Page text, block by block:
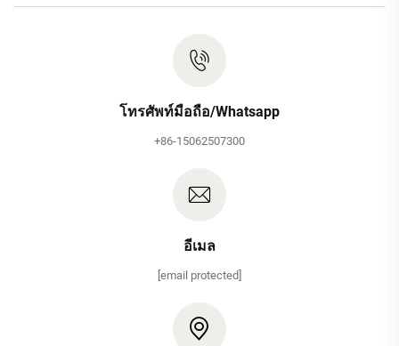
โทรศัพท์มือถือ/Whatsapp
+86-15062507300
อีเมล
[email protected]